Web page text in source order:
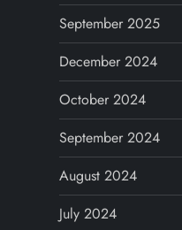
September 2025
December 2024
October 2024
September 2024
August 2024
July 2024